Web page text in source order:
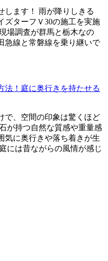
します！ 雨が降りしきる
ズターフＶ30の施工を実施
場調査が群馬と栃木なの
急線と常磐線を乗り継いで
法！庭に奥行きを持たせる
で、空間の印象は驚くほど
が持つ自然な質感や重量感
気に奥行きや落ち着きが生
には昔ながらの風情が感じ